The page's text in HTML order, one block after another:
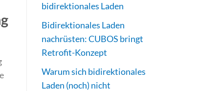
bidirektionales Laden
Bidirektionales Laden
nachrüsten: CUBOS bringt
Retrofit-Konzept
Warum sich bidirektionales
Laden (noch) nicht